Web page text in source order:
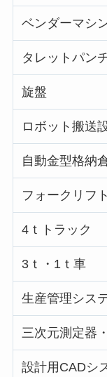
ベンダーマシ
タレットパン
旋盤
ロボット搬送
自動金型格納
フォークリフト
4ｔトラック
3ｔ・1ｔ車
生産管理シス
三次元測定器
設計用CADシ